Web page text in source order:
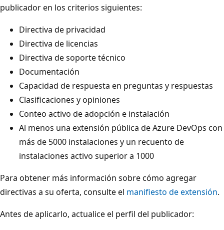
publicador en los criterios siguientes:
Directiva de privacidad
Directiva de licencias
Directiva de soporte técnico
Documentación
Capacidad de respuesta en preguntas y respuestas
Clasificaciones y opiniones
Conteo activo de adopción e instalación
Al menos una extensión pública de Azure DevOps con
más de 5000 instalaciones y un recuento de
instalaciones activo superior a 1000
Para obtener más información sobre cómo agregar
directivas a su oferta, consulte el manifiesto de extensión.
Antes de aplicarlo, actualice el perfil del publicador: